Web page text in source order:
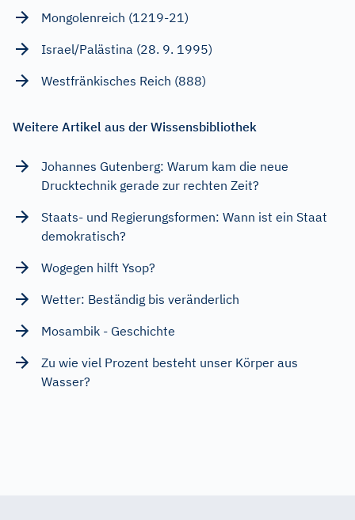
Mongolenreich (1219-21)
Israel/Palästina (28. 9. 1995)
Westfränkisches Reich (888)
Weitere Artikel aus der Wissensbibliothek
Johannes Gutenberg: Warum kam die neue
Drucktechnik gerade zur rechten Zeit?
Staats- und Regierungsformen: Wann ist ein Staat
demokratisch?
Wogegen hilft Ysop?
Wetter: Beständig bis veränderlich
Mosambik - Geschichte
Zu wie viel Prozent besteht unser Körper aus
Wasser?